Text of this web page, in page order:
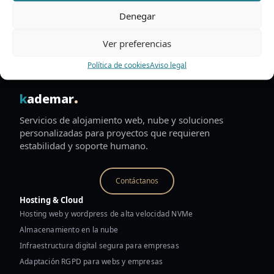
Denegar
Ver preferencias
Política de cookiesAviso legal
Categoría:Hosting Web
kademar.
Servicios de alojamiento web, nube y soluciones
personalizadas para proyectos que requieren
estabilidad y soporte humano.
Contáctanos
Hosting & Cloud
Hosting web y wordpress de alta velocidad NVMe
Almacenamiento en la nube
Infraestructura digital segura para empresas
Adaptación RGPD para webs y empresas